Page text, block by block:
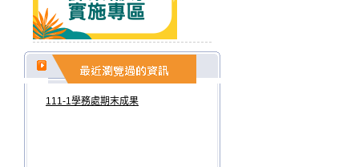
111-1學務處期末成果